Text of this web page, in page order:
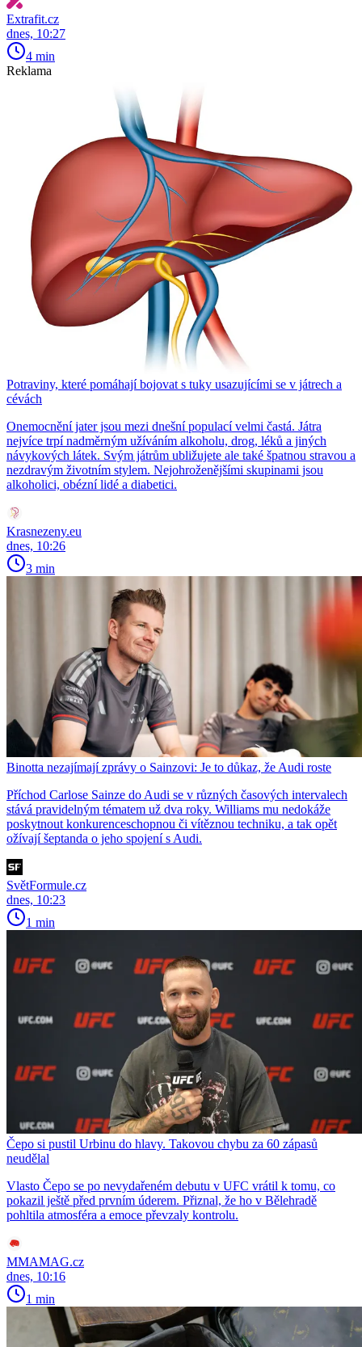
Extrafit.cz
dnes, 10:27
4 min
Reklama
Potraviny, které pomáhají bojovat s tuky usazujícími se v játrech a
cévách
Onemocnění jater jsou mezi dnešní populací velmi častá. Játra
nejvíce trpí nadměrným užíváním alkoholu, drog, léků a jiných
návykových látek. Svým játrům ubližujete ale také špatnou stravou a
nezdravým životním stylem. Nejohroženějšími skupinami jsou
alkoholici, obézní lidé a diabetici.
Krasnezeny.eu
dnes, 10:26
3 min
Binotta nezajímají zprávy o Sainzovi: Je to důkaz, že Audi roste
Příchod Carlose Sainze do Audi se v různých časových intervalech
stává pravidelným tématem už dva roky. Williams mu nedokáže
poskytnout konkurenceschopnou či vítěznou techniku, a tak opět
ožívají šeptanda o jeho spojení s Audi.
SvětFormule.cz
dnes, 10:23
1 min
Čepo si pustil Urbinu do hlavy. Takovou chybu za 60 zápasů
neudělal
Vlasto Čepo se po nevydařeném debutu v UFC vrátil k tomu, co
pokazil ještě před prvním úderem. Přiznal, že ho v Bělehradě
pohltila atmosféra a emoce převzaly kontrolu.
MMAMAG.cz
dnes, 10:16
1 min